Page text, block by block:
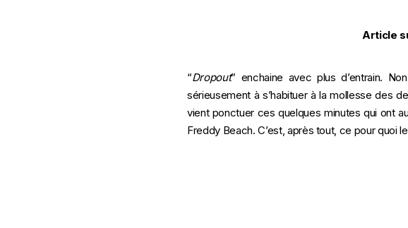
Article
“Dropout” enchaine avec plus d’entrain.
sérieusement à s’habituer à la mollesse des
vient ponctuer ces quelques minutes qui ont
Freddy Beach. C’est, après tout, ce pour quoi